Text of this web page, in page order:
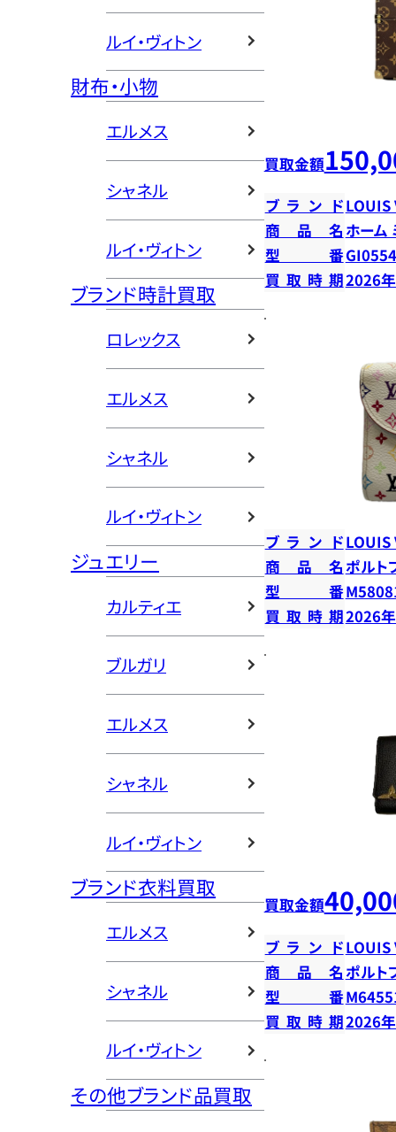
ルイ・ヴィトン
財布・小物
エルメス
シャネル
ルイ・ヴィトン
ブランド時計買取
ロレックス
エルメス
シャネル
ルイ・ヴィトン
ジュエリー
カルティエ
ブルガリ
エルメス
シャネル
ルイ・ヴィトン
ブランド衣料買取
エルメス
シャネル
ルイ・ヴィトン
その他ブランド品買取
買取金額
ブランドLOUIS
商品名 ホーム
型番GI0554
買取時期2026
ブランドLOUIS
商品名ポルト
型番
買取時期2026
買取金額
ブランドLOUIS
商品名ポルト
型番
買取時期2026